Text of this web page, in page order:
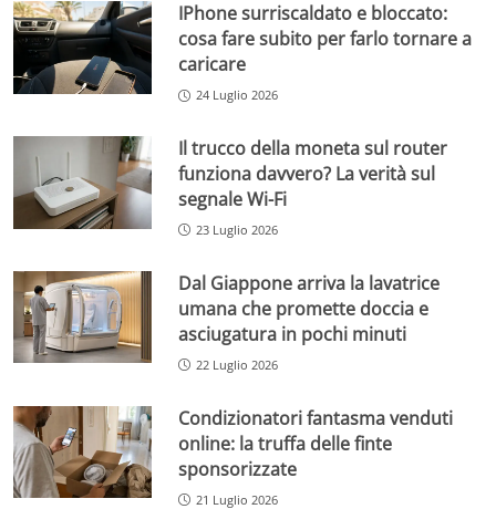
IPhone surriscaldato e bloccato:
cosa fare subito per farlo tornare a
caricare
24 Luglio 2026
Il trucco della moneta sul router
funziona davvero? La verità sul
segnale Wi-Fi
23 Luglio 2026
Dal Giappone arriva la lavatrice
umana che promette doccia e
asciugatura in pochi minuti
22 Luglio 2026
Condizionatori fantasma venduti
online: la truffa delle finte
sponsorizzate
21 Luglio 2026